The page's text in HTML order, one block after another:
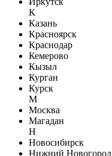
К
Казань
Красноярск
Краснодар
Кемерово
Кызыл
Курган
Курск
М
Москва
Магадан
Н
Новосибирск
Нижний Новогород